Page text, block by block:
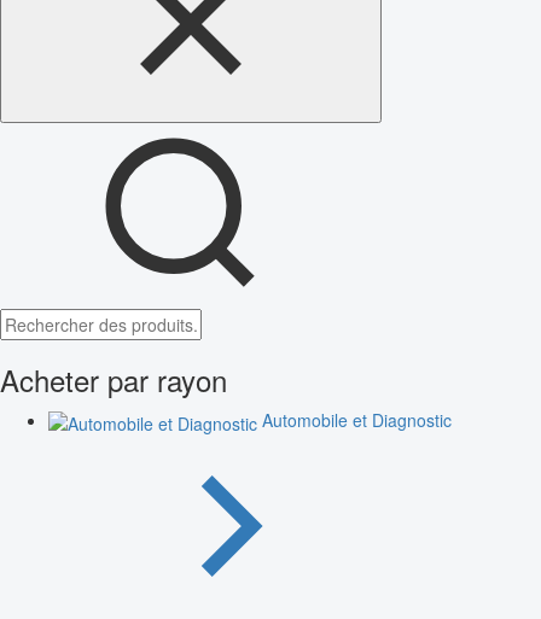
Acheter par rayon
Automobile et Diagnostic